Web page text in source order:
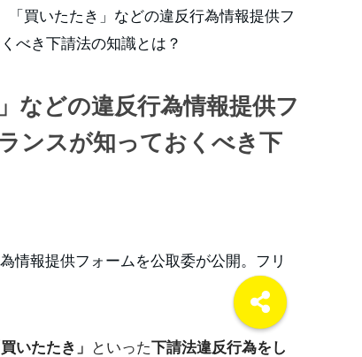
「買いたたき」などの違反行為情報提供フ
べき下請法の知識とは？
などの違反行為情報提供フ
ンスが知っておくべき下
買いたたき」 といった下請法違反行為をし